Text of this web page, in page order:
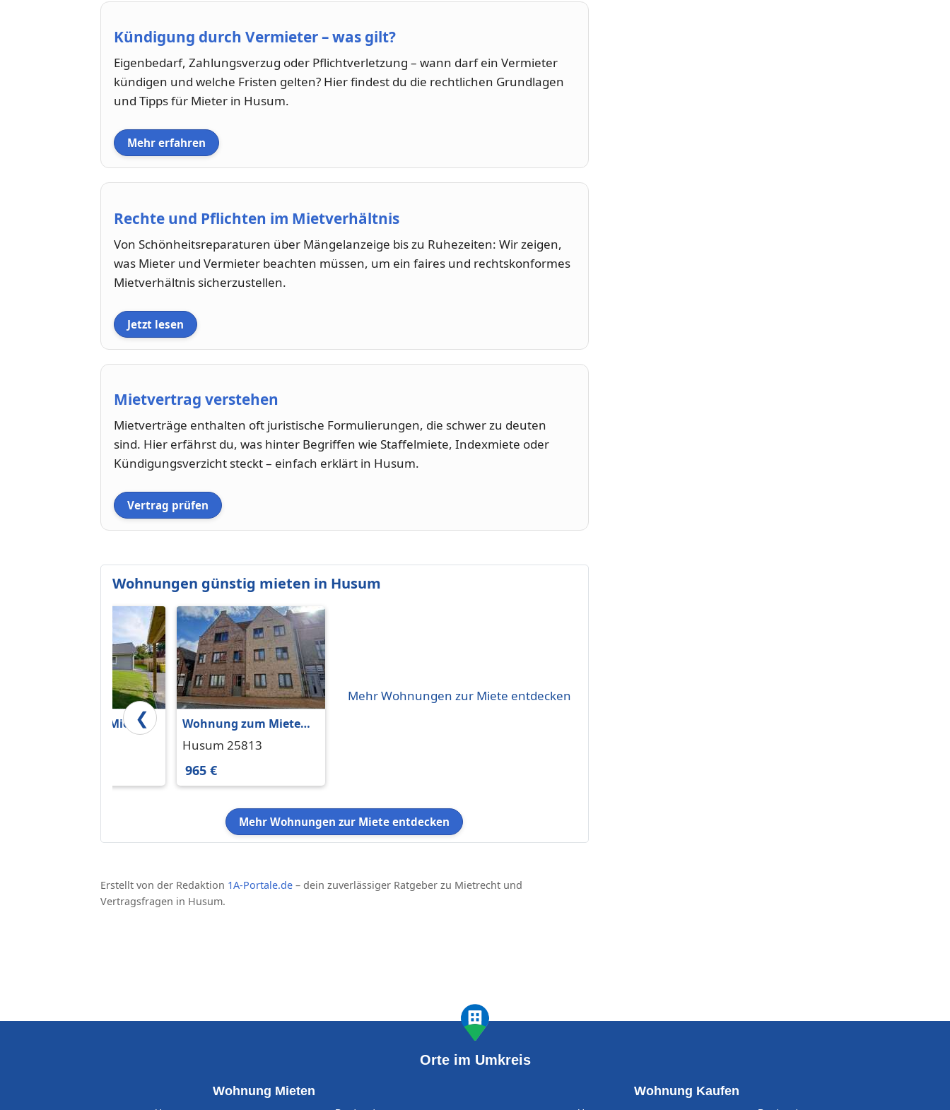
Kündigung durch Vermieter – was gilt?
Eigenbedarf, Zahlungsverzug oder Pflichtverletzung – wann darf ein Vermieter
kündigen und welche Fristen gelten? Hier findest du die rechtlichen Grundlagen
und Tipps für Mieter in Husum.
Mehr erfahren
Rechte und Pflichten im Mietverhältnis
Von Schönheitsreparaturen über Mängelanzeige bis zu Ruhezeiten: Wir zeigen,
was Mieter und Vermieter beachten müssen, um ein faires und rechtskonformes
Mietverhältnis sicherzustellen.
Jetzt lesen
Mietvertrag verstehen
Mietverträge enthalten oft juristische Formulierungen, die schwer zu deuten
sind. Hier erfährst du, was hinter Begriffen wie Staffelmiete, Indexmiete oder
Kündigungsverzicht steckt – einfach erklärt in Husum.
Vertrag prüfen
Wohnungen günstig mieten in Husum
❮
Wohnung zum Mieten
Wohnung zum Mieten
in Husum 965 € 76.07
Husum 25813
965 €
Mehr Wohnungen zur Miete entdecken
Mehr Wohnungen zur Miete entdecken
Erstellt von der Redaktion 1A-Portale.de – dein zuverlässiger Ratgeber zu Mietrecht und
Vertragsfragen in Husum.
Orte im Umkreis
Wohnung Mieten Wohnung Kaufen